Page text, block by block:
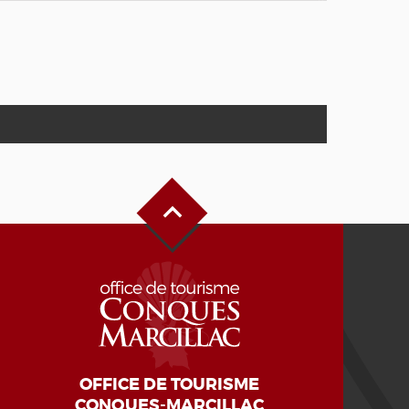
OFFICE DE TOURISME